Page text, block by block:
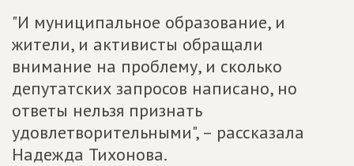
"И муниципальное образование, и
жители, и активисты обращали
внимание на проблему, и сколько
депутатских запросов написано, но
ответы нельзя признать
удовлетворительными", – рассказала
Надежда Тихонова.